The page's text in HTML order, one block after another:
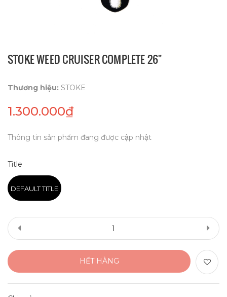
STOKE WEED CRUISER COMPLETE 26"
Thương hiệu: STOKE
1.300.000₫
Thông tin sản phẩm đang được cập nhật
Title
DEFAULT TITLE
HẾT HÀNG